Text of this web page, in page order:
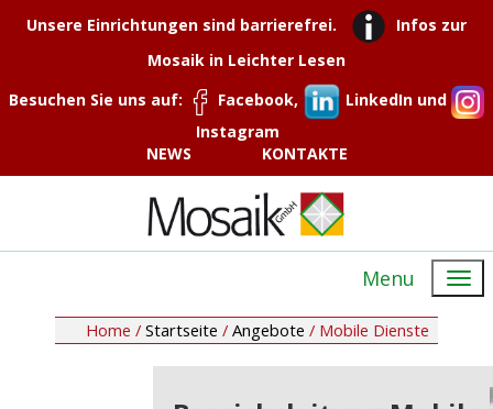
Unsere Einrichtungen sind barrierefrei.
Infos zur
Mosaik in Leichter Lesen
Besuchen Sie uns auf:
Facebook,
LinkedIn und
Instagram
NEWS
KONTAKTE
Menu
Home / Startseite / Angebote / Mobile Dienste